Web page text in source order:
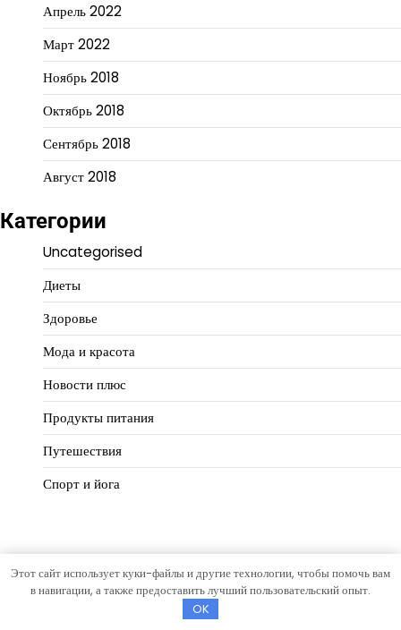
Апрель 2022
Март 2022
Ноябрь 2018
Октябрь 2018
Сентябрь 2018
Август 2018
Категории
Uncategorised
Диеты
Здоровье
Мода и красота
Новости плюс
Продукты питания
Путешествия
Спорт и йога
Copyright © 2026Идеальный балансТема Hourly News от
Этот сайт использует куки-файлы и другие технологии, чтобы помочь вам
в навигации, а также предоставить лучший пользовательский опыт.
OK